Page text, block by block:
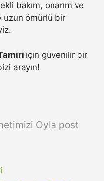
bakım, onarım ve
uzun ömürlü bir
için güvenilir bir
arayın!
Oyla post